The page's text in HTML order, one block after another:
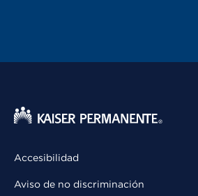
Accesibilidad
Aviso de no discriminación